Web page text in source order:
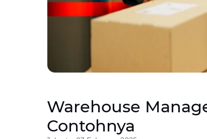
Warehouse
Contohnya